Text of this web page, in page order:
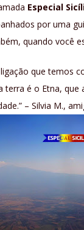
Especial
por uma
quando você
que temos
terra é o Etna, que
– Silvia M.,